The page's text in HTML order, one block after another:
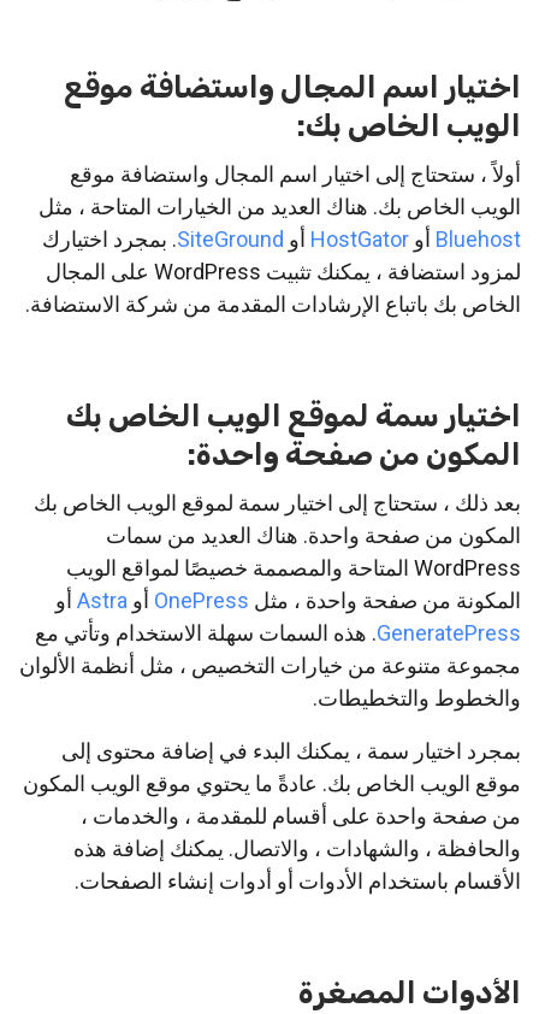
اختيار اسم المجال واستضافة موقع
الويب الخاص بك:
أولاً ، ستحتاج إلى اختيار اسم المجال واستضافة موقع
الويب الخاص بك. هناك العديد من الخيارات المتاحة ، مثل
Bluehost أو HostGator أو SiteGround. بمجرد اختيارك
لمزود استضافة ، يمكنك تثبيت WordPress على المجال
الخاص بك باتباع الإرشادات المقدمة من شركة الاستضافة.
اختيار سمة لموقع الويب الخاص بك
المكون من صفحة واحدة:
بعد ذلك ، ستحتاج إلى اختيار سمة لموقع الويب الخاص بك
المكون من صفحة واحدة. هناك العديد من سمات
WordPress المتاحة والمصممة خصيصًا لمواقع الويب
المكونة من صفحة واحدة ، مثل OnePress أو Astra أو
GeneratePress. هذه السمات سهلة الاستخدام وتأتي مع
مجموعة متنوعة من خيارات التخصيص ، مثل أنظمة الألوان
والخطوط والتخطيطات.
بمجرد اختيار سمة ، يمكنك البدء في إضافة محتوى إلى
موقع الويب الخاص بك. عادةً ما يحتوي موقع الويب المكون
من صفحة واحدة على أقسام للمقدمة ، والخدمات ،
والحافظة ، والشهادات ، والاتصال. يمكنك إضافة هذه
الأقسام باستخدام الأدوات أو أدوات إنشاء الصفحات.
الأدوات المصغرة